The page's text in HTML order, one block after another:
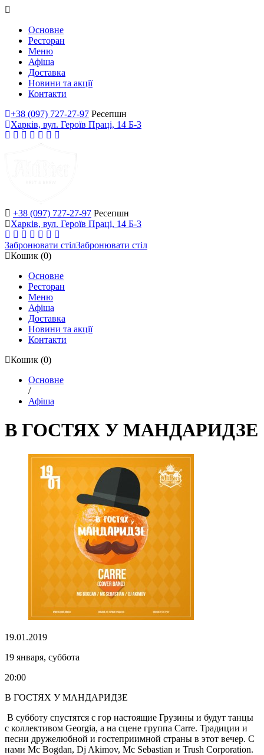
Основне
Ресторан
Меню
Афіша
Доставка
Новини та акції
Контакти
+38 (097) 727-27-97 Ресепшн
Харків, вул. Героїв Праці, 14 Б-3
+38 (097) 727-27-97 Ресепшн
Харків, вул. Героїв Праці, 14 Б-3
Забронювати стілЗабронювати стіл
Кошик (0)
Основне
Ресторан
Меню
Афіша
Доставка
Новини та акції
Контакти
Кошик (0)
Основне
/
Афіша
В ГОСТЯХ У МАНДАРИДЗЕ
19.01.2019
19 января, суббота
20:00
В ГОСТЯХ У МАНДАРИДЗЕ
В субботу спустятся с гор настоящие Грузины и будут танцы
с коллективом Georgia, а на сцене группа Carre. Традиции и
песни дружелюбной и гостеприимной страны в этот вечер. С
нами Mc Bogdan, Dj Akimov, Mc Sebastian и Trush Corporation.